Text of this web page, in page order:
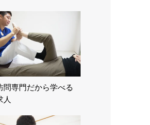
問専門だから学べる
人